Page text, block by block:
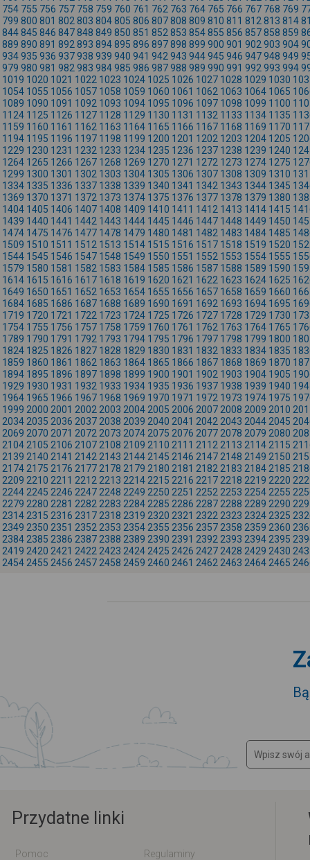
754 755 756 757 758 759 760 761 762 763 764 765 766 767 768 769
799 800 801 802 803 804805 806 807808 809 810 811 812 813 814
844845 846 847848 849 850 851 852 853 854855 856 857858 859
889 890 891 892 893 894895 896 897898 899 900 901 902 903 904
934935 936 937938 939 940 941 942 943 944945 946 947948 949
979 980 981 982 983 984985 986 987988 989 990 991 992 993 994
1019 1020 1021 1022 1023 1024 1025 1026 1027 1028 1029 1030
1054 1055 1056 1057 1058 1059 1060 1061 1062 1063 1064 1065
1089 1090 1091 1092 1093 1094 1095 1096 1097 1098 1099 1100
1124 1125 1126 1127 1128 1129 1130 1131 1132 1133 1134 1135
1159 1160 1161 1162 1163 1164 1165 1166 1167 1168 1169 1170
1194 1195 1196 1197 1198 1199 1200 1201 1202 1203 1204 1205
1229 1230 1231 1232 1233 1234 1235 1236 1237 1238 1239 1240
1264 1265 1266 1267 1268 1269 1270 1271 1272 1273 1274 1275
1299 1300 1301 1302 1303 1304 1305 1306 1307 1308 1309 1310
1334 1335 1336 1337 1338 1339 1340 1341 1342 1343 1344 1345
1369 1370 1371 1372 1373 1374 1375 1376 1377 1378 1379 1380
1404 1405 1406 1407 1408 1409 1410 1411 1412 1413 1414 1415
1439 1440 1441 1442 1443 1444 1445 1446 1447 1448 1449 1450
1474 1475 1476 1477 1478 1479 1480 1481 1482 1483 1484 1485
1509 1510 1511 1512 1513 1514 1515 1516 1517 1518 1519 1520
1544 1545 1546 1547 1548 1549 1550 1551 1552 1553 1554 1555
1579 1580 1581 1582 1583 1584 1585 1586 1587 1588 1589 1590
1614 1615 1616 1617 1618 1619 1620 1621 1622 1623 1624 1625
1649 1650 1651 1652 1653 1654 1655 1656 1657 1658 1659 1660
1684 1685 1686 1687 1688 1689 1690 1691 1692 1693 1694 1695
1719 1720 1721 1722 1723 1724 1725 1726 1727 1728 1729 1730
1754 1755 1756 1757 1758 1759 1760 1761 1762 1763 1764 1765
1789 1790 1791 1792 1793 1794 1795 1796 1797 1798 1799 1800
1824 1825 1826 1827 1828 1829 1830 1831 1832 1833 1834 1835
1859 1860 1861 1862 1863 1864 1865 1866 1867 1868 1869 1870
1894 1895 1896 1897 1898 1899 1900 1901 1902 1903 1904 1905
1929 1930 1931 1932 1933 1934 1935 1936 1937 1938 1939 1940
1964 1965 1966 1967 1968 1969 1970 1971 1972 1973 1974 1975
1999 2000 2001 2002 2003 2004 2005 2006 2007 2008 2009 2010
2034 2035 2036 2037 2038 2039 2040 2041 2042 2043 2044 2045
2069 2070 2071 2072 2073 2074 2075 2076 2077 2078 2079 2080
2104 2105 2106 2107 2108 2109 2110 2111 2112 2113 2114 2115
2139 2140 2141 2142 2143 2144 2145 2146 2147 2148 2149 2150
2174 2175 2176 2177 2178 2179 2180 2181 2182 2183 2184 2185
2209 2210 2211 2212 2213 2214 2215 2216 2217 2218 2219 2220
2244 2245 2246 2247 2248 2249 2250 2251 2252 2253 2254 2255
2279 2280 2281 2282 2283 2284 2285 2286 2287 2288 2289 2290
2314 2315 2316 2317 2318 2319 2320 2321 2322 2323 2324 2325
2349 2350 2351 2352 2353 2354 2355 2356 2357 2358 2359 2360
2384 2385 2386 2387 2388 2389 2390 2391 2392 2393 2394 2395
2419 2420 2421 2422 2423 2424 2425 2426 2427 2428 2429 2430
2454 2455 2456 2457 2458 2459 2460 2461 2462 2463 2464 2465
Przydatne linki
Pomoc
Regulaminy